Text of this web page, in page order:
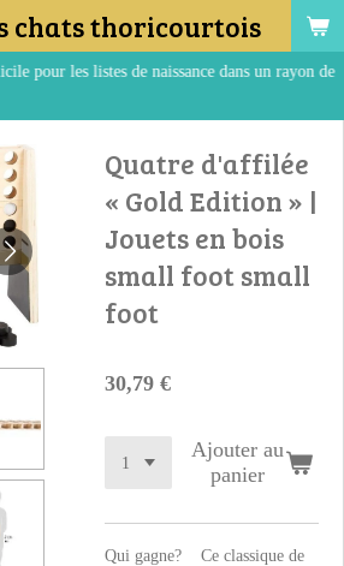
chats thoricourtois
pour les listes de naissance dans un rayon de
Quatre d'affilée
« Gold Edition » |
Jouets en bois
small foot small
foot
30,79 €
Ajouter au
panier
Qui gagne? Ce classique de